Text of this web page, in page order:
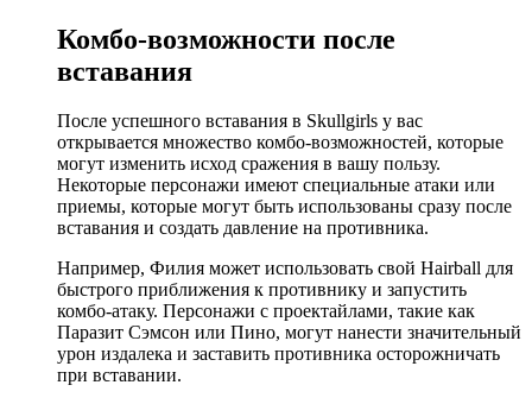
Комбо-возможности после
вставания
После успешного вставания в Skullgirls у вас
открывается множество комбо-возможностей, которые
могут изменить исход сражения в вашу пользу.
Некоторые персонажи имеют специальные атаки или
приемы, которые могут быть использованы сразу после
вставания и создать давление на противника.
Например, Филия может использовать свой Hairball для
быстрого приближения к противнику и запустить
комбо-атаку. Персонажи с проектайлами, такие как
Паразит Сэмсон или Пино, могут нанести значительный
урон издалека и заставить противника осторожничать
при вставании.